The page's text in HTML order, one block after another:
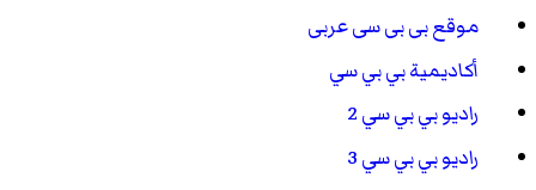
موقع بى بى سى عربى
أكاديمية بي بي سي
راديو بي بي سي 2
راديو بي بي سي 3